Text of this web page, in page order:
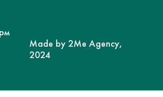
Made by 2Me Agency,
2024